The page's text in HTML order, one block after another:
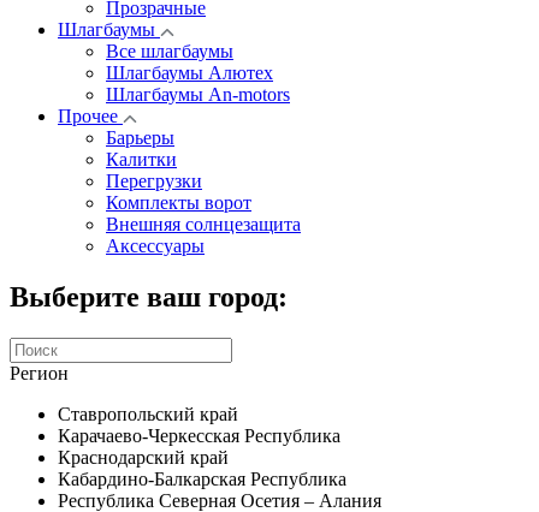
Прозрачные
Шлагбаумы
Все шлагбаумы
Шлагбаумы Алютех
Шлагбаумы An-motors
Прочее
Барьеры
Калитки
Перегрузки
Комплекты ворот
Внешняя солнцезащита
Аксессуары
Выберите ваш город:
Регион
Ставропольский край
Карачаево-Черкесская Республика
Краснодарский край
Кабардино-Балкарская Республика
Республика Северная Осетия – Алания